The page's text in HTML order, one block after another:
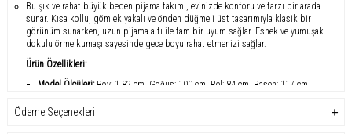
Bu şık ve rahat büyük beden pijama takımı, evinizde konforu ve tarzı bir arada
sunar. Kısa kollu, gömlek yakalı ve önden düğmeli üst tasarımıyla klasik bir
görünüm sunarken, uzun pijama altı ile tam bir uyum sağlar. Esnek ve yumuşak
dokulu örme kumaşı sayesinde gece boyu rahat etmenizi sağlar.
Ürün Özellikleri:
Model Ölçüleri: Boy: 1.82 cm, Göğüs: 100 cm, Bel: 84 cm, Basen: 117 cm
Kumaş Türü: Esnek ve yumuşak dokulu örme kumaş
Ödeme Seçenekleri